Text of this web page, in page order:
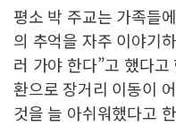
평소 박 주교는 가족들
의 추억을 자주 이야기
러 가야 한다”고 했다
환으로 장거리 이동이
것을 늘 아쉬워했다고